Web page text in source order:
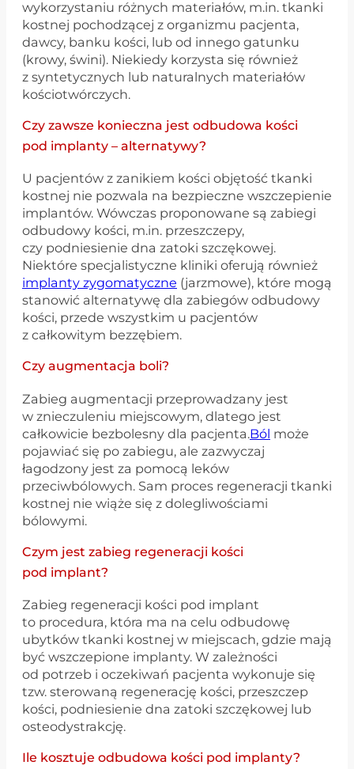
wykorzystaniu różnych materiałów, m.in. tkanki
kostnej pochodzącej z organizmu pacjenta,
dawcy, banku kości, lub od innego gatunku
(krowy, świni). Niekiedy korzysta się również
z syntetycznych lub naturalnych materiałów
kościotwórczych.
Czy zawsze konieczna jest odbudowa kości
pod implanty – alternatywy?
U pacjentów z zanikiem kości objętość tkanki
kostnej nie pozwala na bezpieczne wszczepienie
implantów. Wówczas proponowane są zabiegi
odbudowy kości, m.in. przeszczepy,
czy podniesienie dna zatoki szczękowej.
Niektóre specjalistyczne kliniki oferują również
implanty zygomatyczne (jarzmowe), które mogą
stanowić alternatywę dla zabiegów odbudowy
kości, przede wszystkim u pacjentów
z całkowitym bezzębiem.
Czy augmentacja boli?
Zabieg augmentacji przeprowadzany jest
w znieczuleniu miejscowym, dlatego jest
całkowicie bezbolesny dla pacjenta.Ból może
pojawiać się po zabiegu, ale zazwyczaj
łagodzony jest za pomocą leków
przeciwbólowych. Sam proces regeneracji tkanki
kostnej nie wiąże się z dolegliwościami
bólowymi.
Czym jest zabieg regeneracji kości
pod implant?
Zabieg regeneracji kości pod implant
to procedura, która ma na celu odbudowę
ubytków tkanki kostnej w miejscach, gdzie mają
być wszczepione implanty. W zależności
od potrzeb i oczekiwań pacjenta wykonuje się
tzw. sterowaną regenerację kości, przeszczep
kości, podniesienie dna zatoki szczękowej lub
osteodystrakcję.
Ile kosztuje odbudowa kości pod implanty?